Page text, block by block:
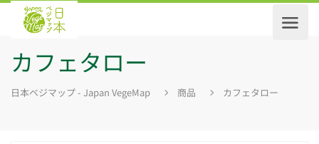
カフェタロー
日本ベジマップ - Japan VegeMap 商品 カフェタロー